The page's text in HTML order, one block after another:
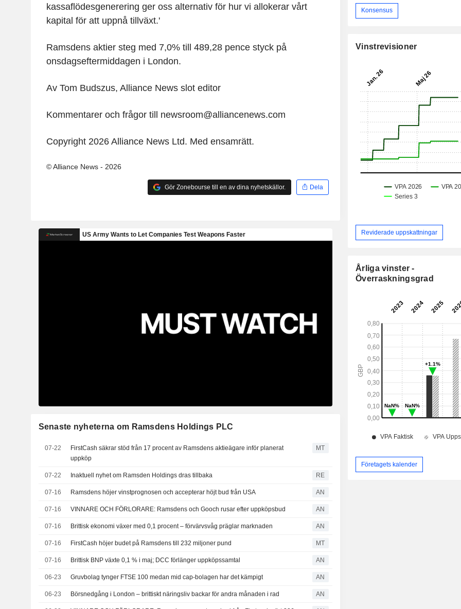
kassaflödesgenerering ger oss alternativ för hur vi allokerar vårt
kapital för att uppnå tillväxt.'
Ramsdens aktier steg med 7,0% till 489,28 pence styck på
onsdagseftermiddagen i London.
Av Tom Budszus, Alliance News slot editor
Kommentarer och frågor till newsroom@alliancenews.com
Copyright 2026 Alliance News Ltd. Med ensamrätt.
© Alliance News - 2026
Gör Zonebourse till en av dina nyhetskällor. Dela
Senaste nyheterna om Ramsdens Holdings PLC
07-22
FirstCash säkrar stöd från 17 procent av Ramsdens aktieägare inför planerat
uppköp
MT
07-22 Inaktuell nyhet om Ramsden Holdings dras tillbaka RE
07-16 Ramsdens höjer vinstprognosen och accepterar höjt bud från USA AN
07-16 VINNARE OCH FÖRLORARE: Ramsdens och Gooch rusar efter uppköpsbud AN
07-16 Brittisk ekonomi växer med 0,1 procent – förvärvsvåg präglar marknaden AN
07-16 FirstCash höjer budet på Ramsdens till 232 miljoner pund MT
07-16 Brittisk BNP växte 0,1 % i maj; DCC förlänger uppköpssamtal AN
06-23 Gruvbolag tynger FTSE 100 medan mid cap-bolagen har det kämpigt AN
06-23 Börsnedgång i London – brittiskt näringsliv backar för andra månaden i rad AN
Konsensus
Vinstrevisioner
Reviderade uppskattningar
Årliga vinster -
Överraskningsgrad
Företagets kalender